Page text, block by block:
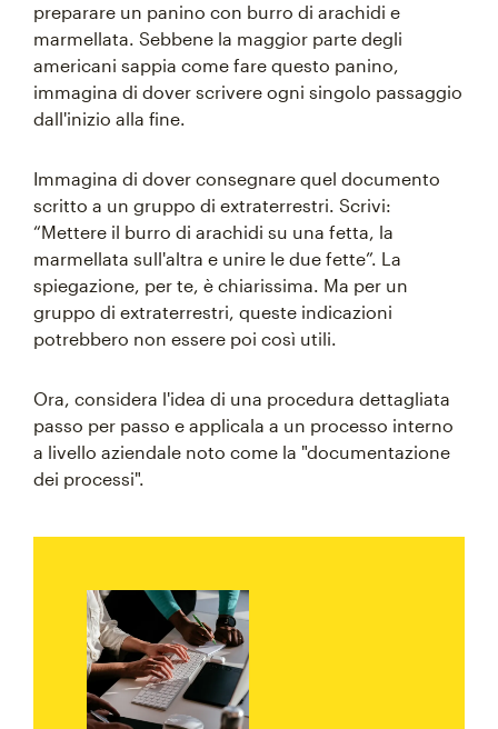
preparare un panino con burro di arachidi e
marmellata. Sebbene la maggior parte degli
americani sappia come fare questo panino,
immagina di dover scrivere ogni singolo passaggio
dall'inizio alla fine.
Immagina di dover consegnare quel documento
scritto a un gruppo di extraterrestri. Scrivi:
“Mettere il burro di arachidi su una fetta, la
marmellata sull'altra e unire le due fette”. La
spiegazione, per te, è chiarissima. Ma per un
gruppo di extraterrestri, queste indicazioni
potrebbero non essere poi così utili.
Ora, considera l'idea di una procedura dettagliata
passo per passo e applicala a un processo interno
a livello aziendale noto come la "documentazione
dei processi".